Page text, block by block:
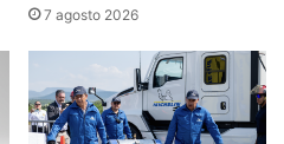
7 agosto 2026